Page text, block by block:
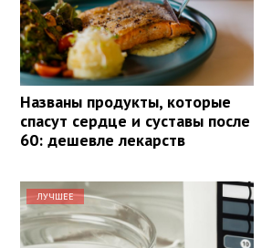
Названы продукты, которые
спасут сердце и суставы после
60: дешевле лекарств
ЛУЧШЕЕ